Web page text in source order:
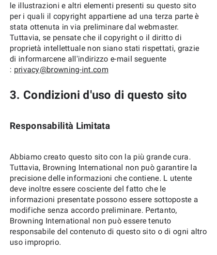
le illustrazioni e altri elementi presenti su questo sito
per i quali il copyright appartiene ad una terza parte è
stata ottenuta in via preliminare dal webmaster.
Tuttavia, se pensate che il copyright o il diritto di
proprietà intellettuale non siano stati rispettati, grazie
di informarcene all'indirizzo e-mail seguente
: privacy@browning-int.com
3. Condizioni d'uso di questo sito
Responsabilità Limitata
Abbiamo creato questo sito con la più grande cura.
Tuttavia, Browning International non può garantire la
precisione delle informazioni che contiene. L utente
deve inoltre essere cosciente del fatto che le
informazioni presentate possono essere sottoposte a
modifiche senza accordo preliminare. Pertanto,
Browning International non può essere tenuto
responsabile del contenuto di questo sito o di ogni altro
uso improprio.